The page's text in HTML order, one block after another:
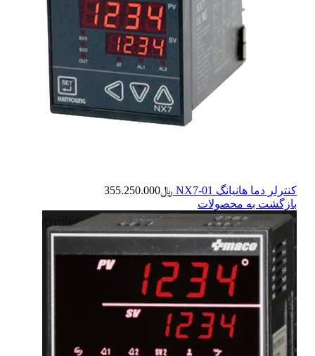
کنترلر دما هانیانگ NX7-01 ﷼355.250.000
بازگشت به محصولات